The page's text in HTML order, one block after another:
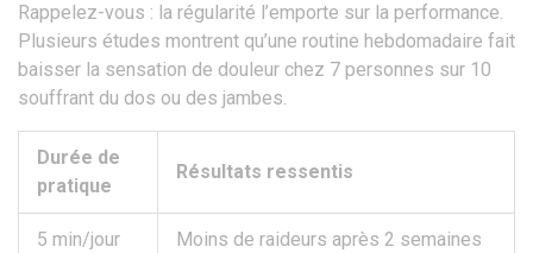
Rappelez-vous : la régularité l’emporte sur la performance.
Plusieurs études montrent qu’une routine hebdomadaire fait
baisser la sensation de douleur chez 7 personnes sur 10
souffrant du dos ou des jambes.
Durée de
pratique
Résultats ressentis
5 min/jour Moins de raideurs après 2 semaines